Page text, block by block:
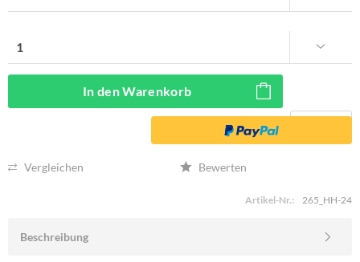
In denWarenkorb
Vergleichen Bewerten
Artikel-Nr.: 265_HH-24
Beschreibung